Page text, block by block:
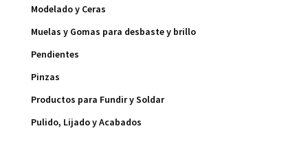
Modelado y Ceras
Muelas y Gomas para desbaste y brillo
Pendientes
Pinzas
Productos para Fundir y Soldar
Pulido, Lijado y Acabados